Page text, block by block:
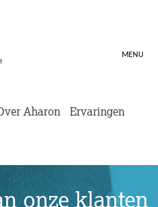
MENU
Aharon Ervaringen
onze klanten